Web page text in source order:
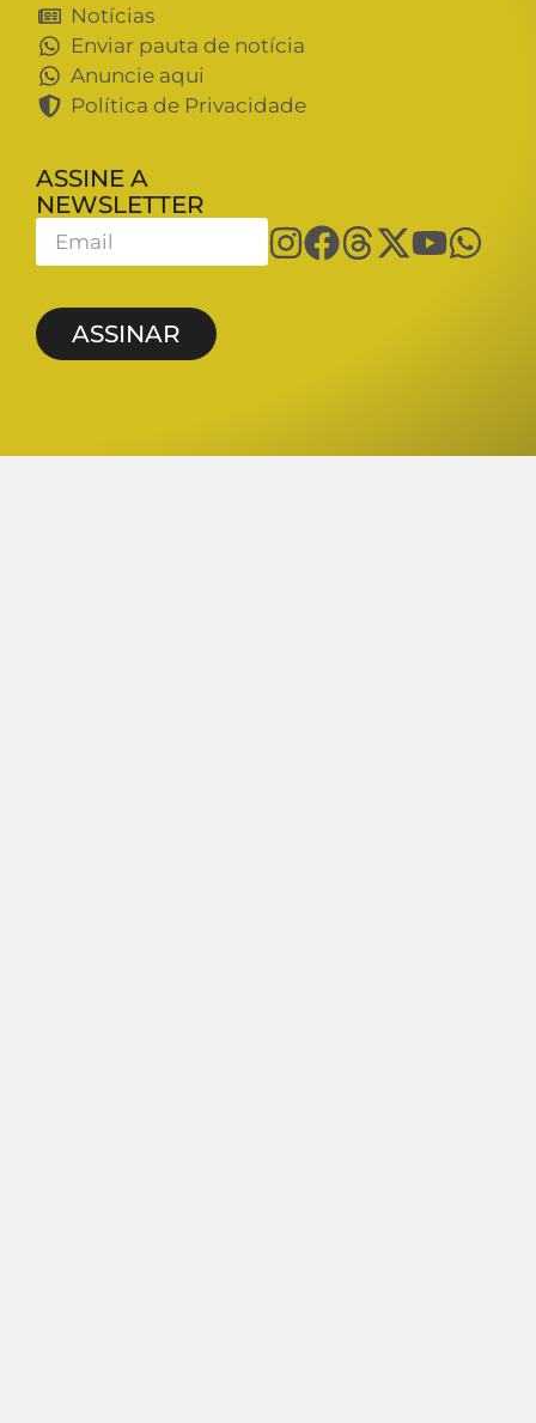
Notícias
Enviar pauta de notícia
Anuncie aqui
Política de Privacidade
ASSINE A
NEWSLETTER
ASSINAR